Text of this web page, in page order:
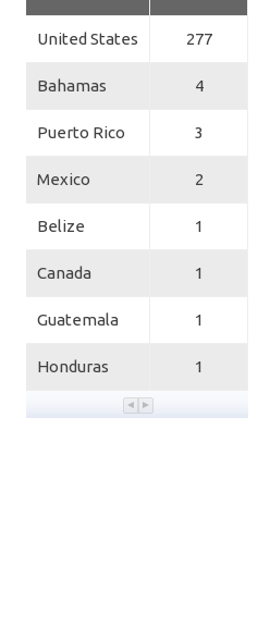
United States 277
Bahamas 4
Puerto Rico 3
Mexico 2
Belize 1
Canada 1
Guatemala 1
Honduras 1